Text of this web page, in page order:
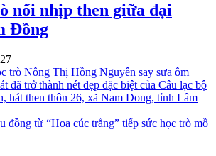
nối nhịp then giữa đại
Đồng
trò Nông Thị Hồng Nguyên say sưa ôm
đã trở thành nét đẹp đặc biệt của Câu lạc bộ
hát then thôn 26, xã Nam Dong, tỉnh Lâm